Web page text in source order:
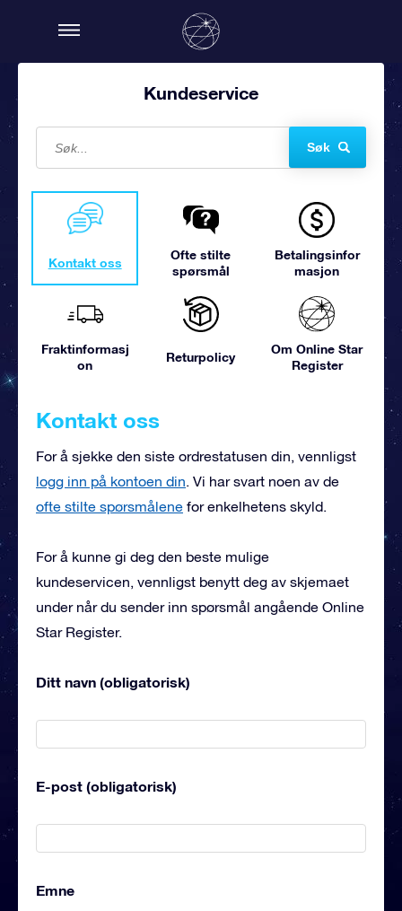
Kundeservice
Søk
Kontakt oss
Ofte stilte
spørsmål
Betalingsinfor
masjon
Fraktinformasj
on
Returpolicy
Om Online Star
Register
Kontakt oss
For å sjekke den siste ordrestatusen din, vennligst
logg inn på kontoen din. Vi har svart noen av de
ofte stilte spørsmålene for enkelhetens skyld.
For å kunne gi deg den beste mulige
kundeservicen, vennligst benytt deg av skjemaet
under når du sender inn spørsmål angående Online
Star Register.
Ditt navn (obligatorisk)
E-post (obligatorisk)
Emne